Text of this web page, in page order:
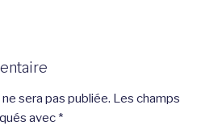
sera pas publiée. Les champs
avec *